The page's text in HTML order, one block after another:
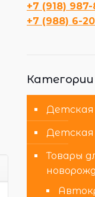
+7 (918)
+7 (988) 6-
Детская
Детская
Товары